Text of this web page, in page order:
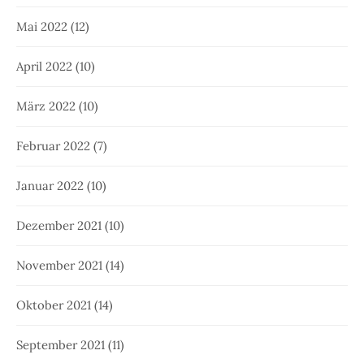
Mai 2022 (12)
April 2022 (10)
März 2022 (10)
Februar 2022 (7)
Januar 2022 (10)
Dezember 2021 (10)
November 2021 (14)
Oktober 2021 (14)
September 2021 (11)